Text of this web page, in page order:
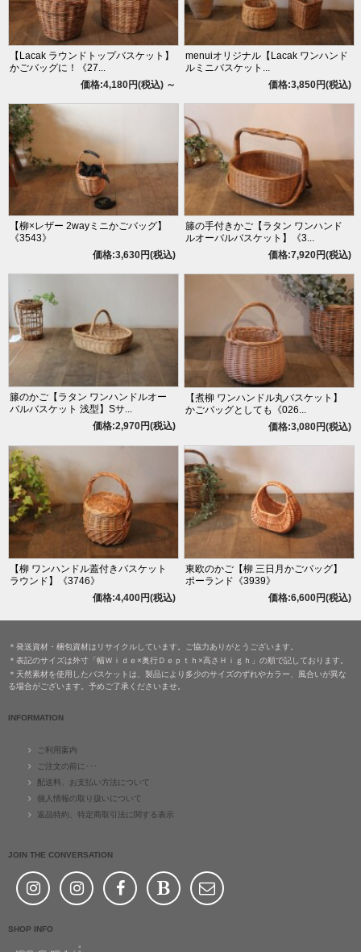
【Lacak ラウンドトップバスケット】
かごバッグに！《27...
価格:4,180円(税込) ～
menuiオリジナル【Lacak ワンハンド
ルミニバスケット...
価格:3,850円(税込)
【柳×レザー 2wayミニかごバッグ】
《3543》
価格:3,630円(税込)
籐の手付きかご【ラタン ワンハンド
ルオーバルバスケット】《3...
価格:7,920円(税込)
籐のかご【ラタン ワンハンドルオー
バルバスケット 浅型】Sサ...
価格:2,970円(税込)
【煮柳 ワンハンドル丸バスケット】
かごバッグとしても《026...
価格:3,080円(税込)
【柳 ワンハンドル蓋付きバスケット
ラウンド】《3746》
価格:4,400円(税込)
東欧のかご【柳 三日月かごバッグ】
ポーランド《3939》
価格:6,600円(税込)
＊発送資材・梱包資材はリサイクルしています。ご協力ありがとうございます。
＊表記のサイズは外寸「幅Ｗｉｄｅ×奥行Ｄｅｐｔｈ×高さＨｉｇｈ」の順で記しております。
＊天然素材を使用したバスケットは、製品により多少のサイズのずれやカラー、風合いが異な
る場合がございます。予めご了承くださいませ。
INFORMATION
ご利用案内
ご注文の前に･･･
配送料、お支払い方法について
個人情報の取り扱いについて
返品特約、特定商取引法に関する表示
JOIN THE CONVERSATION
SHOP INFO